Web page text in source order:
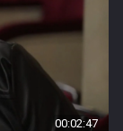
00:02:47